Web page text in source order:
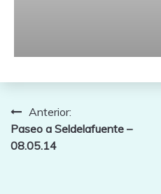
Navegación
de
Anterior:
Paseo a Seldelafuente –
08.05.14